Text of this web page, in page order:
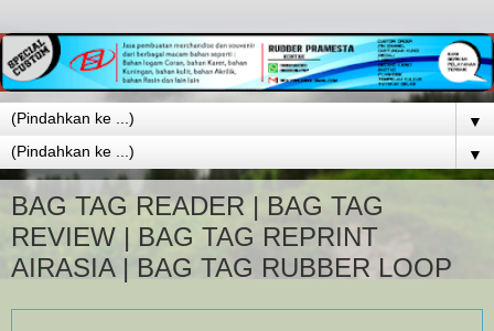
▼
▼
BAG TAG READER | BAG TAG
REVIEW | BAG TAG REPRINT
AIRASIA | BAG TAG RUBBER LOOP